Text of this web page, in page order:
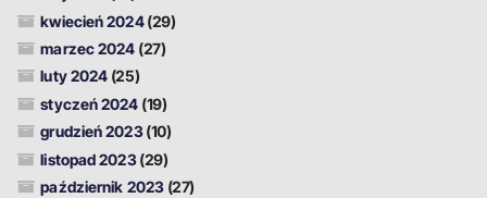
kwiecień 2024(29)
marzec 2024 (27)
luty 2024 (25)
styczeń 2024 (19)
grudzień 2023(10)
listopad 2023(29)
październik 2023(27)